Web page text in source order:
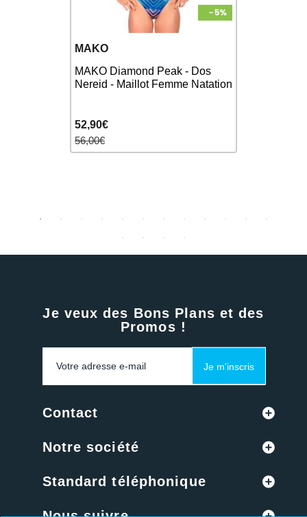
MAKO
MAKO Diamond Peak - Dos
Nereid - Maillot Femme Natation
52,90€
56,00€
Je veux des Bons Plans et des
Promos !
Je m'inscris
Contact
Notre société
Standard téléphonique